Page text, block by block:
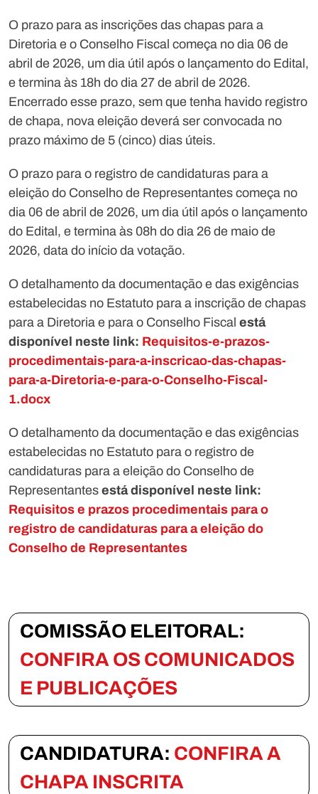
O prazo para as inscrições das chapas para a
Diretoria e o Conselho Fiscal começa no dia 06 de
abril de 2026, um dia útil após o lançamento do Edital,
e termina às 18h do dia 27 de abril de 2026.
Encerrado esse prazo, sem que tenha havido registro
de chapa, nova eleição deverá ser convocada no
prazo máximo de 5 (cinco) dias úteis.
O prazo para o registro de candidaturas para a
eleição do Conselho de Representantes começa no
dia 06 de abril de 2026, um dia útil após o lançamento
do Edital, e termina às 08h do dia 26 de maio de
2026, data do início da votação.
O detalhamento da documentação e das exigências
estabelecidas no Estatuto para a inscrição de chapas
para a Diretoria e para o Conselho Fiscal está
disponível neste link: Requisitos-e-prazos-
procedimentais-para-a-inscricao-das-chapas-
para-a-Diretoria-e-para-o-Conselho-Fiscal-
1.docx
O detalhamento da documentação e das exigências
estabelecidas no Estatuto para o registro de
candidaturas para a eleição do Conselho de
Representantes está disponível neste link:
Requisitos e prazos procedimentais para o
registro de candidaturas para a eleição do
Conselho de Representantes
COMISSÃO ELEITORAL:
CONFIRA OS COMUNICADOS
E PUBLICAÇÕES
CANDIDATURA: CONFIRA A
CHAPA INSCRITA